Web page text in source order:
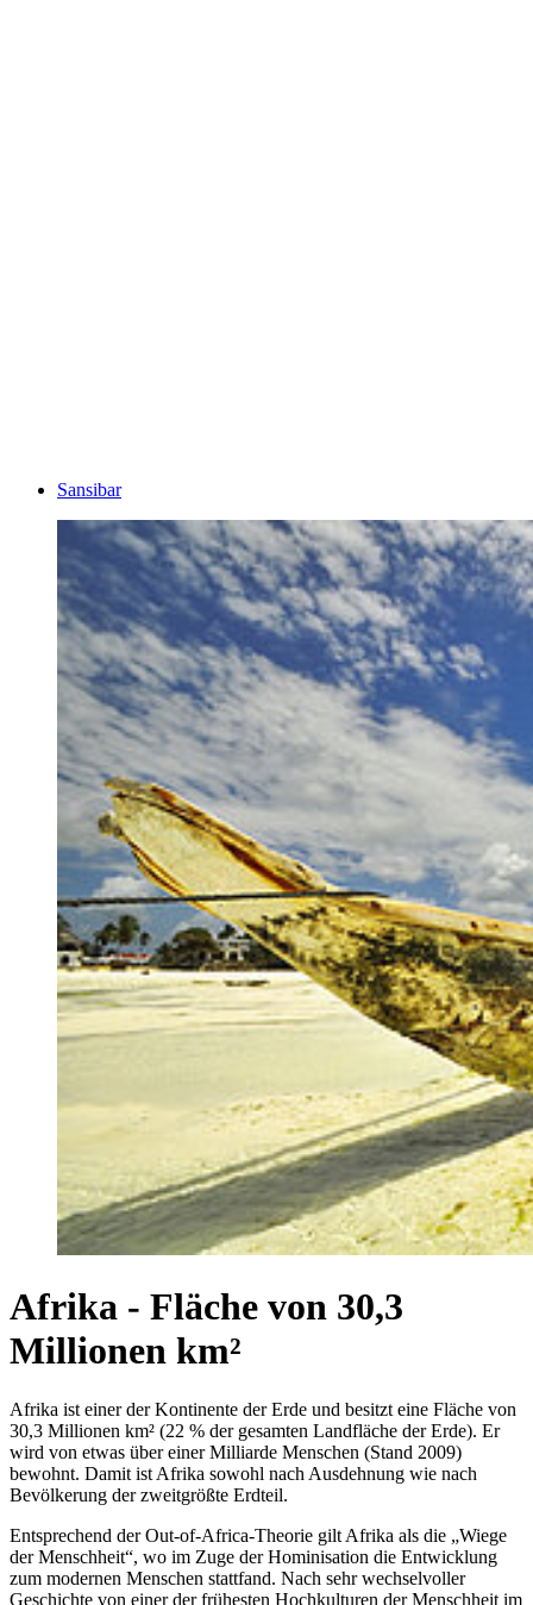
Sansibar
Afrika - Fläche von 30,3
Millionen km²
Afrika ist einer der Kontinente der Erde und besitzt eine Fläche von
30,3 Millionen km² (22 % der gesamten Landfläche der Erde). Er
wird von etwas über einer Milliarde Menschen (Stand 2009)
bewohnt. Damit ist Afrika sowohl nach Ausdehnung wie nach
Bevölkerung der zweitgrößte Erdteil.
Entsprechend der Out-of-Africa-Theorie gilt Afrika als die „Wiege
der Menschheit“, wo im Zuge der Hominisation die Entwicklung
zum modernen Menschen stattfand. Nach sehr wechselvoller
Geschichte von einer der frühesten Hochkulturen der Menschheit im